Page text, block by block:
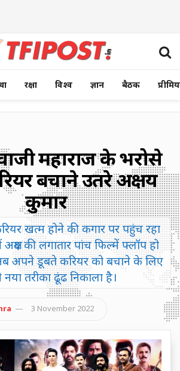
रक्षा विश्व ज्ञान बैठक
महाराज के भरोसे
बचाने उतरे अक्षय
कुमार
खत्म होने की कगार पर पहुंच रहा
की लगातार पांच फिल्में फ्लॉप हो
अपने डूबते करियर को बचाने के लिए
नया तरीका ढूंढ निकाला है।
3 November 2022